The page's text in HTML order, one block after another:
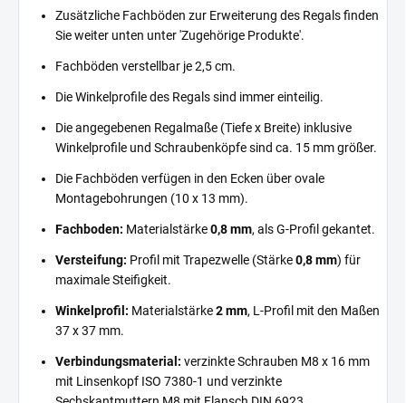
Zusätzliche Fachböden zur Erweiterung des Regals finden
Sie weiter unten unter 'Zugehörige Produkte'.
Fachböden verstellbar je 2,5 cm.
Die Winkelprofile des Regals sind immer einteilig.
Die angegebenen Regalmaße (Tiefe x Breite) inklusive
Winkelprofile und Schraubenköpfe sind ca. 15 mm größer.
Die Fachböden verfügen in den Ecken über ovale
Montagebohrungen (10 x 13 mm).
Fachboden: Materialstärke0,8 mm, als G-Profil gekantet.
Versteifung: Profil mit Trapezwelle (Stärke0,8 mm) für
maximale Steifigkeit.
Winkelprofil: Materialstärke2 mm, L-Profil mit den Maßen
37 x 37 mm.
Verbindungsmaterial: verzinkte Schrauben M8 x 16 mm
mit Linsenkopf ISO 7380-1 und verzinkte